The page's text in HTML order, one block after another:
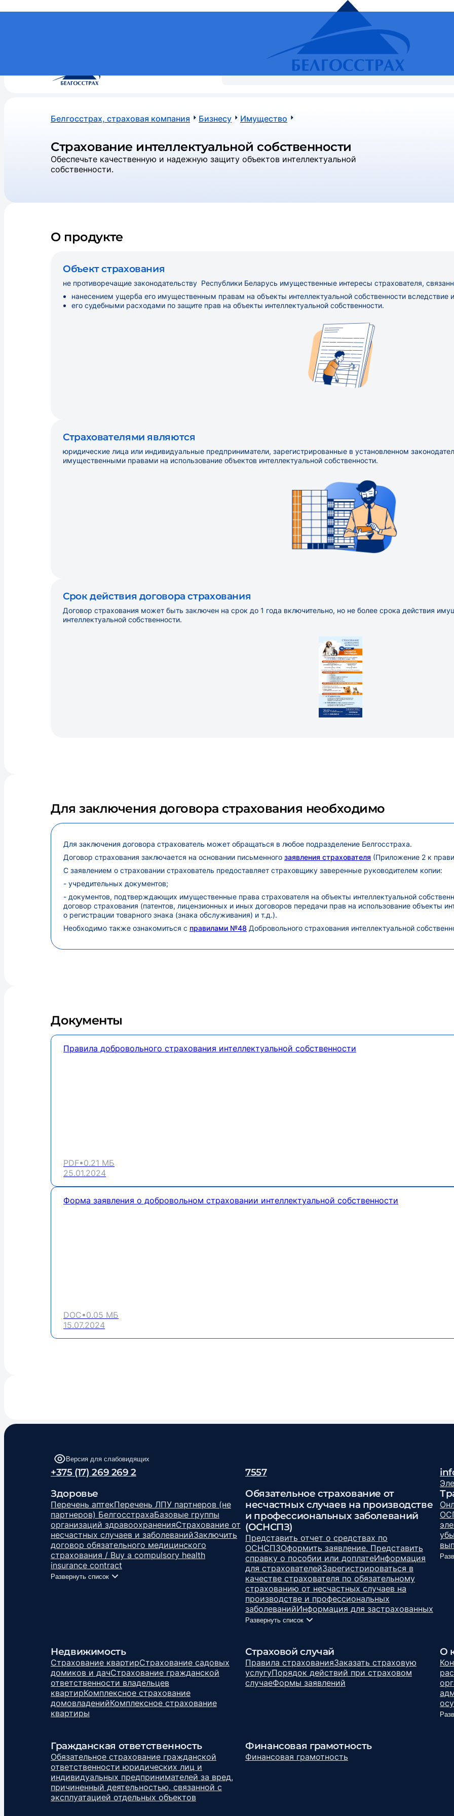
RU
Бизнесу Онлайн-услуги ОСНСПЗ
Белгосстрах, страховая компания Бизнесу Имущество
Страхование интеллектуальной собственности
Обеспечьте качественную и надежную защиту объектов интеллектуальной
собственности.
О продукте
Объект страхования
не противоречащие законодательству Республики Беларусь имущественные интересы страхователя,
нанесением ущерба его имущественным правам на объекты интеллектуальной собственности
его судебными расходами по защите прав на объекты интеллектуальной собственности.
Страхователями являются
юридические лица или индивидуальные предприниматели, зарегистрированные в установленном
имущественными правами на использование объектов интеллектуальной собственности.
Срок действия договора страхования
Договор страхования может быть заключен на срок до 1 года включительно, но не более срока действия
интеллектуальной собственности.
Для заключения договора страхования необходимо
Для заключения договора страхователь может обращаться в любое подразделение Белгосстраха.
Договор страхования заключается на основании письменного заявления страхователя (Приложение 2 к
С заявлением о страховании страхователь предоставляет страховщику заверенные руководителем копии:
- учредительных документов;
- документов, подтверждающих имущественные права страхователя на объекты интеллектуальной
договор страхования (патентов, лицензионных и иных договоров передачи прав на использование объекты
о регистрации товарного знака (знака обслуживания) и т.д.).
Необходимо также ознакомиться с правилами №48 Добровольного страхования интеллектуальной
Документы
Правила добровольного страхования интеллектуальной собственности
PDF•0.21 МБ
25.01.2024
Форма заявления о добровольном страховании интеллектуальной собственности
DOC•0.05 МБ
15.07.2024
Версия для слабовидящих
+375 (17) 269 269 2 7557
Здоровье
Перечень аптекПеречень ЛПУ партнеров (не
партнеров) БелгосстрахаБазовые группы
организаций здравоохраненияСтрахование от
несчастных случаев и заболеванийЗаключить
договор обязательного медицинского
страхования / Buy a compulsory health
insurance contract
Развернуть список
Обязательное страхование от
несчастных случаев на производстве
и профессиональных заболеваний
(ОСНСПЗ)
Представить отчет о средствах по
ОСНСПЗОформить заявление. Представить
справку о пособии или доплатеИнформация
для страхователейЗарегистрироваться в
качестве страхователя по обязательному
страхованию от несчастных случаев на
производстве и профессиональных
заболеванийИнформация для застрахованных
Развернуть список
Недвижимость
Страхование квартирСтрахование садовых
домиков и дачСтрахование гражданской
ответственности владельцев
квартирКомплексное страхование
домовладенийКомплексное страхование
квартиры
Страховой случай
Правила страхованияЗаказать страховую
услугуПорядок действий при страховом
случаеФормы заявлений
О
Гражданская ответственность
Обязательное страхование гражданской
ответственности юридических лиц и
индивидуальных предпринимателей за вред,
причиненный деятельностью, связанной с
эксплуатацией отдельных объектов
Финансовая грамотность
Финансовая грамотность